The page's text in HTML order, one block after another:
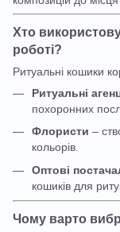
Хто
роботі?
Ритуальні кошики
Ритуальні
похоронних
Флористи –
кольорів.
Оптові
кошиків для
Чому варто